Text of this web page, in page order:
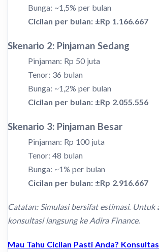
Bunga: ~1,5% per bulan
Cicilan per bulan: ±Rp 1.166.667
Skenario 2: Pinjaman Sedang
Pinjaman: Rp 50 juta
Tenor: 36 bulan
Bunga: ~1,2% per bulan
Cicilan per bulan: ±Rp 2.055.556
Skenario 3: Pinjaman Besar
Pinjaman: Rp 100 juta
Tenor: 48 bulan
Bunga: ~1% per bulan
Cicilan per bulan: ±Rp 2.916.667
Catatan: Simulasi bersifat estimasi. Untuk
konsultasi langsung ke Adira Finance.
Mau Tahu Cicilan Pasti Anda?